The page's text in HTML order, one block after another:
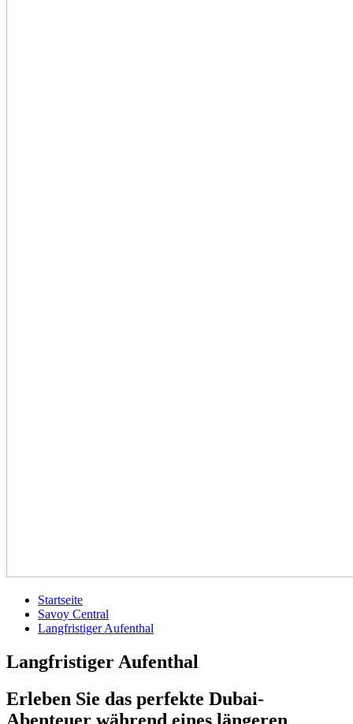
Startseite
Savoy Central
Langfristiger Aufenthal
Langfristiger Aufenthal
Erleben Sie das perfekte Dubai-